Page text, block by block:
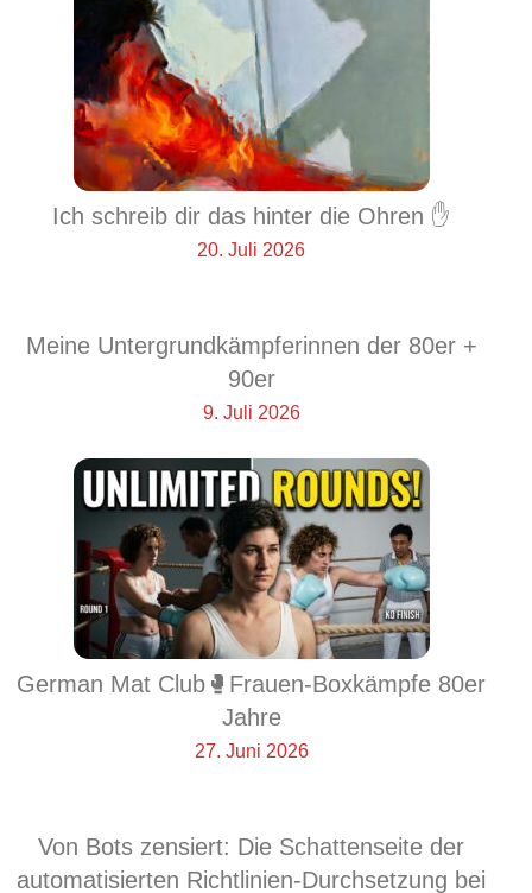
Ich schreib dir das hinter die Ohren ✋
20. Juli 2026
Meine Untergrundkämpferinnen der 80er +
90er
9. Juli 2026
German Mat Club🥊Frauen-Boxkämpfe 80er
Jahre
27. Juni 2026
Von Bots zensiert: Die Schattenseite der
automatisierten Richtlinien-Durchsetzung bei